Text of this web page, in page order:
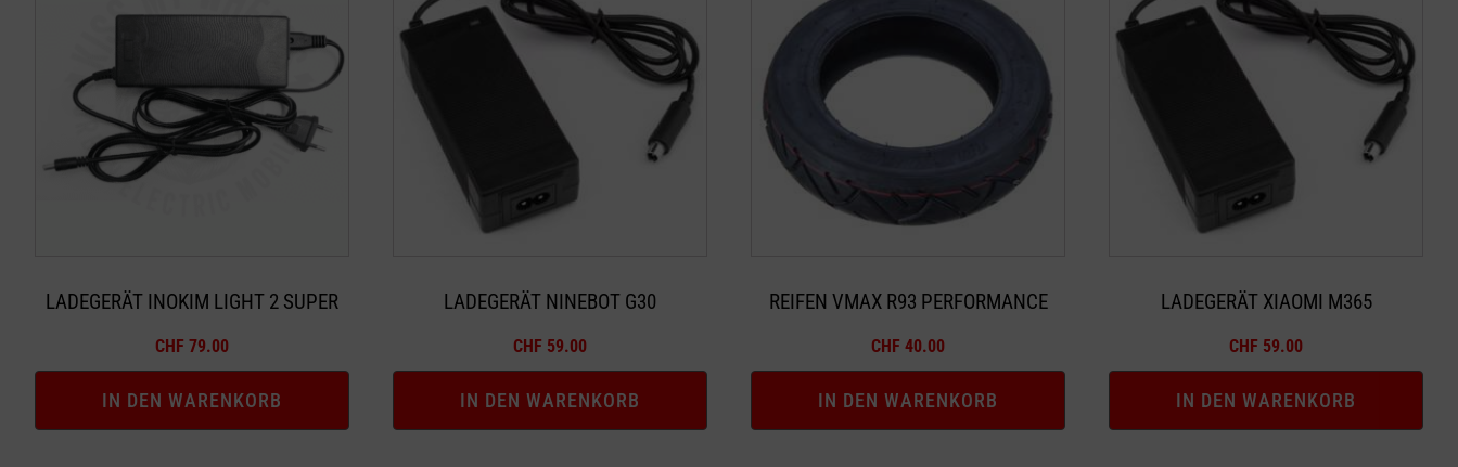
LADEGERÄT INOKIM LIGHT 2 SUPER
CHF 79.00
IN DEN WARENKORB
LADEGERÄT NINEBOT G30
CHF 59.00
IN DEN WARENKORB
REIFEN VMAX R93 PERFORMANCE
CHF 40.00
IN DEN WARENKORB
LADEGERÄT XIAOMI M365
CHF 59.00
IN DEN WARENKORB